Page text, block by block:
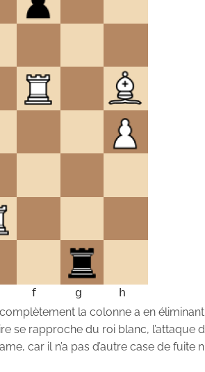
la colonne a en
se rapproche du roi blanc, l’attaque
car il n’a pas d’autre case de fuite